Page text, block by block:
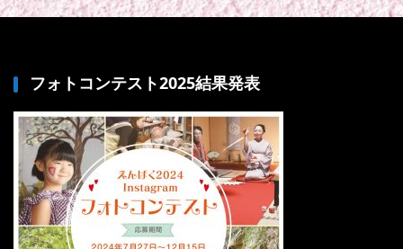
フォトコンテスト2025結果発表